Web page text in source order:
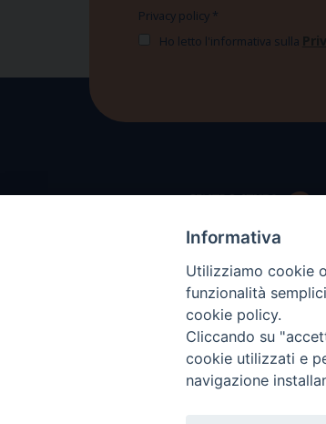
Privacy policy *
Ho letto l'informativa sulla
Informativa
Utilizziamo cookie
funzionalità
cookie policy.
Cliccando su
cookie utilizzati e
navigazione